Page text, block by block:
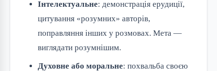
Інтелектуальне: демонстрація ерудиції,
цитування «розумних» авторів,
поправляння інших у розмовах. Мета —
виглядати розумнішим.
Духовне або моральне: похвальба своєю